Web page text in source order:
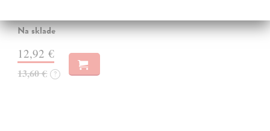
Na sklade
12,92 €
13,60 € ?